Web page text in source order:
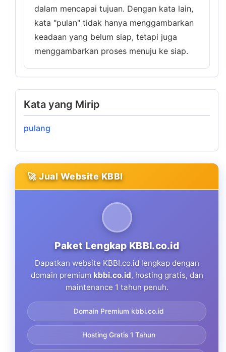
dalam mencapai tujuan. Dengan kata lain,
kata "pulan" tidak hanya menggambarkan
keadaan yang belum siap, tetapi juga
menggambarkan proses menuju ke siap.
Kata yang Mirip
pulang
🚀 Jual Website KBBI
Paket Lengkap KBBI.co.id
Dapatkan website KBBI.co.id lengkap dengan
domain premium kbbi.co.id, hosting gratis, dan
maintenance 1 tahun penuh.
Domain Premium kbbi.co.id
Hosting Gratis 1 Tahun